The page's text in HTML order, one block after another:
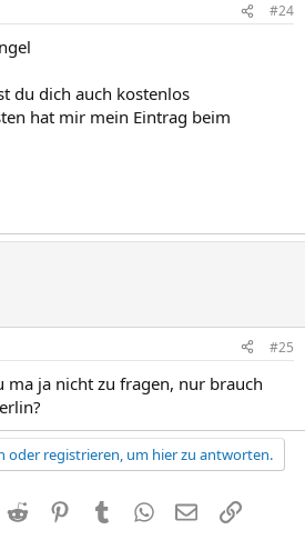
#24
du dich auch kostenlos
hat mir mein Eintrag beim
#25
ma ja nicht zu fragen, nur brauch
oder registrieren, um hier zu antworten.
Reddit PinterestTumblr WhatsApp
E-MailLink